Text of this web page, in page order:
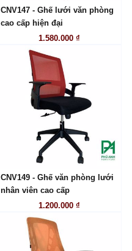
LIÊN HỆ
CNV147 - Ghế lưới văn phòng
cao cấp hiện đại
1.580.000 ₫
LIÊN HỆ
CNV149 - Ghế văn phòng lưới
nhân viên cao cấp
1.200.000 ₫